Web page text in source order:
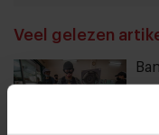
Veel gelezen